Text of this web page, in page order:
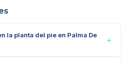
la planta del pie en Palma De
＋